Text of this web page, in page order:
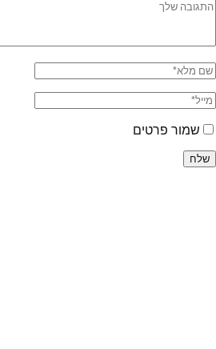
שמור פרטים